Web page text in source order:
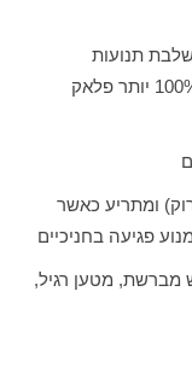
תנועות
סיבוביות, רטט ופולסים על מנת להסיר עד 100% יותר פלאק
ומתריע כאשר
פגיעה בחניכיים
מברשת שיניים נטענת, 1 ראש מברשת, מטען רגיל,